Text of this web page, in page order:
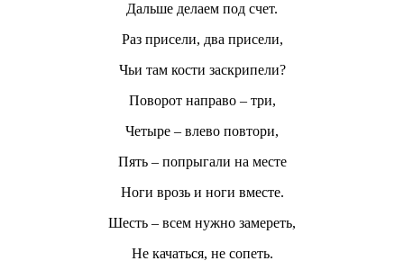
Дальше делаем под счет.
Раз присели, два присели,
Чьи там кости заскрипели?
Поворот направо – три,
Четыре – влево повтори,
Пять – попрыгали на месте
Ноги врозь и ноги вместе.
Шесть – всем нужно замереть,
Не качаться, не сопеть.